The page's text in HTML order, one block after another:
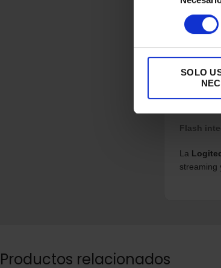
consentimiento
SOLO
RAM
Color:
Flash
La
streaming
Productos relacionados